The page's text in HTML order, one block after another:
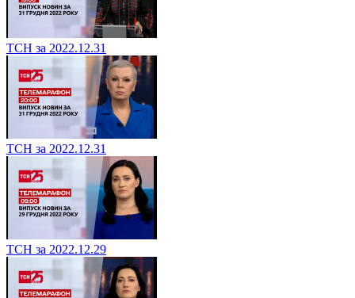
ТСН за 2022.12.31
ТСН за 2022.12.31
ТСН за 2022.12.29